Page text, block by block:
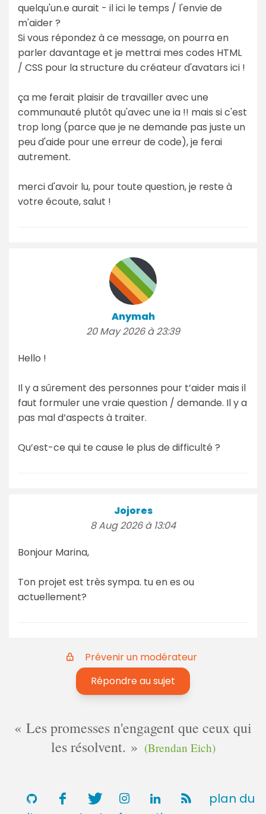
quelqu'un.e aurait - il ici le temps / l'envie de
m'aider ?
Si vous répondez à ce message, on pourra en
parler davantage et je mettrai mes codes HTML
/ CSS pour la structure du créateur d'avatars ici !
ça me ferait plaisir de travailler avec une
communauté plutôt qu'avec une ia !! mais si c'est
trop long (parce que je ne demande pas juste un
peu d'aide pour une erreur de code), je ferai
autrement.
merci d'avoir lu, pour toute question, je reste à
votre écoute, salut !
Anymah
20 May 2026 à 23:39
Hello !
Il y a sûrement des personnes pour t’aider mais il
faut formuler une vraie question / demande. Il y a
pas mal d’aspects à traiter.
Qu’est-ce qui te cause le plus de difficulté ?
Jojores
8 Aug 2026 à 13:04
Bonjour Marina,
Ton projet est très sympa. tu en es ou
actuellement?
Prévenir un modérateur
Répondre au sujet
Les promesses n'engagent que ceux qui
les résolvent.
(Brendan Eich)
plan du